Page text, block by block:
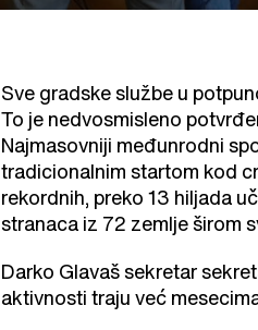
Sve gradske službe u
To je nedvosmisleno
Najmasovniji međunrodni
tradicionalnim startom kod
rekordnih, preko 13 hiljada
stranaca iz 72 zemlje širom
Darko Glavaš sekretar
aktivnosti traju već